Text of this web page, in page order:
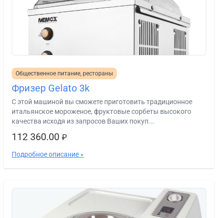
Общественное питание, рестораны
Фризер Gelato 3k
C этой машиной вы сможете приготовить традиционное
итальянское мороженое, фруктовые сорбеты высокого
качества исходя из запросов Ваших покуп...
112 360.00 ₽
Подробное описание »